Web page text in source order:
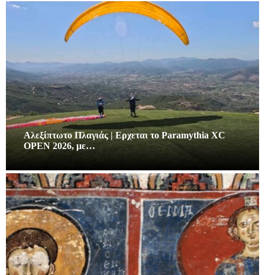
Αλεξίπτωτο Πλαγιάς | Ερχεται το Paramythia XC
OPEN 2026, με…